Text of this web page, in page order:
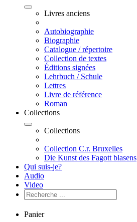
Livres anciens
Autobiographie
Biographie
Catalogue / répertoire
Collection de textes
Éditions signées
Lehrbuch / Schule
Lettres
Livre de référence
Roman
Collections
Collections
Collection C.r. Bruxelles
Die Kunst des Fagott blasens
Qui suis-je?
Audio
Video
Panier